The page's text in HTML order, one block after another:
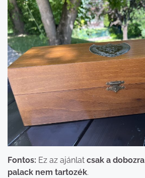
Fontos: Ez az ajánlat csak a dobozra
palack nem tartozék.